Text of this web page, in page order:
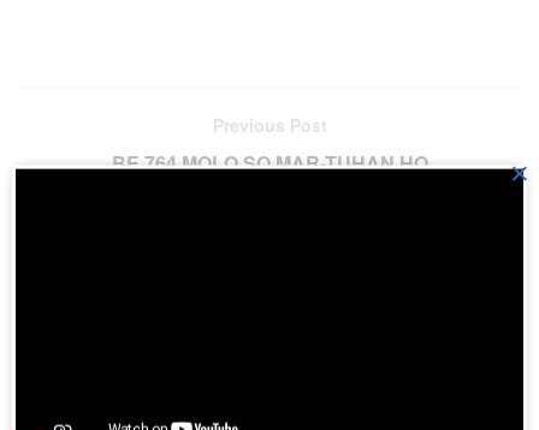
Previous Post
BE 764 MOLO SO MAR-TUHAN HO ×